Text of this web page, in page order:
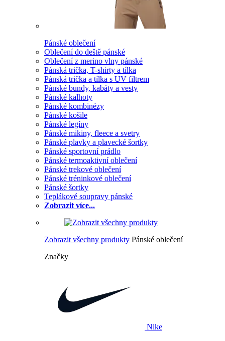
Pánské oblečení
Oblečení do deště pánské
Oblečení z merino vlny pánské
Pánská trička, T-shirty a tílka
Pánská trička a tílka s UV filtrem
Pánské bundy, kabáty a vesty
Pánské kalhoty
Pánské kombinézy
Pánské košile
Pánské legíny
Pánské mikiny, fleece a svetry
Pánské plavky a plavecké šortky
Pánské sportovní prádlo
Pánské termoaktivní oblečení
Pánské trekové oblečení
Pánské tréninkové oblečení
Pánské šortky
Teplákové soupravy pánské
Zobrazit více...
Zobrazit všechny produkty Pánské oblečení
Značky
Nike